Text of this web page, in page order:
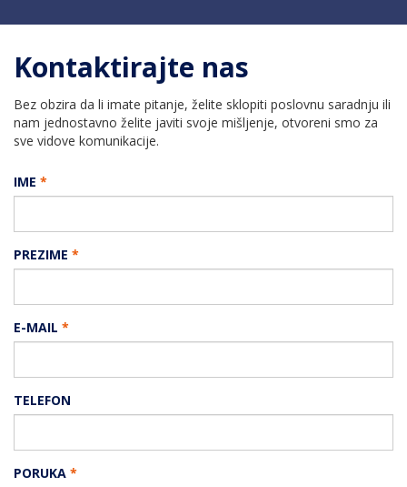
Kontaktirajte nas
Bez obzira da li imate pitanje, želite sklopiti poslovnu saradnju ili
nam jednostavno želite javiti svoje mišljenje, otvoreni smo za
sve vidove komunikacije.
IME *
PREZIME *
E-MAIL *
TELEFON
PORUKA *